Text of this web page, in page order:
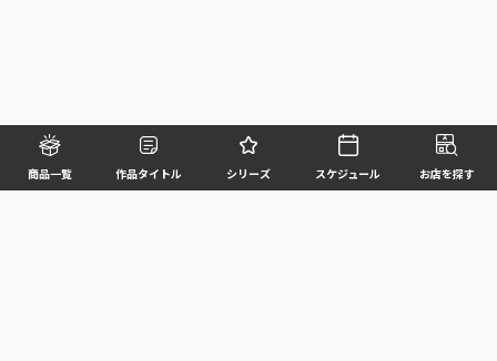
商品一覧 作品タイトル シリーズ スケジュール お店を探す